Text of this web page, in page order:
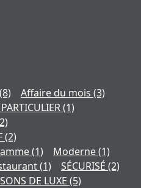
(8) Affaire du mois (3)
(1)
(2)
(1) Moderne(1)
(1) SÉCURISÉ (2)
DE LUXE (5)